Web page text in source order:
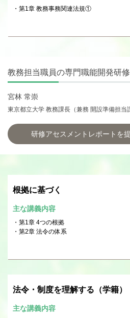
第1章 教務事務関連法規①
教務担当職員の専門職能開発研
宮林 常崇
東京都立大学 教務課長（兼務 開設準備担当
研修アセスメントレポートを
根拠に基づく
主な講義内容
第1章 4つの根拠
第2章 法令の体系
法令・制度を理解する（学籍）
主な講義内容